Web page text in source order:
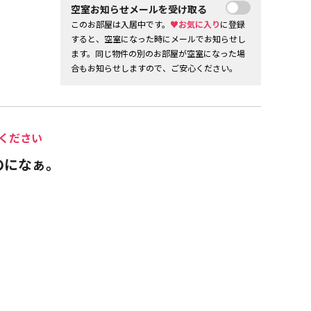
空室お知らせメールを受け取る
このお部屋は入居中です。 ♥お気に入りに登録
すると、空室になった時にメールでお知らせし
ます。同じ物件の別のお部屋が空室になった場
合もお知らせしますので、ご安心ください。
ださい
なぁ。